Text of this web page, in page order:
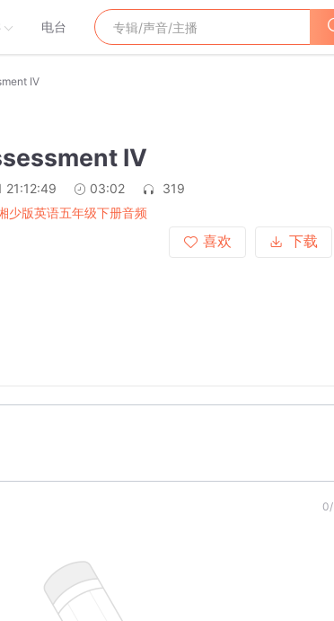
电台
IV
IV
21:12:49 03:02
319
少版英语五年级下册音频
喜欢
下载
0/